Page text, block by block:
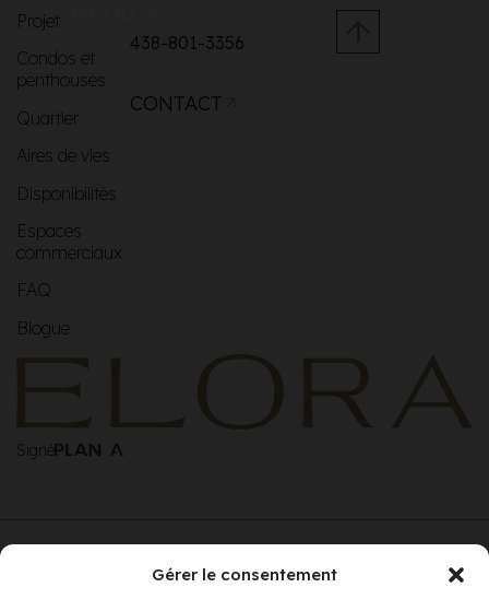
Gérer le consentement
Projet
Condos et
penthouses
Quartier
Aires de vies
Disponibilités
Espaces
commerciaux
FAQ
Blogue
438-801-3356
CONTACT
Signé
2005 av. de Bois-de-Boulogne, Laval QC H7N 0J7